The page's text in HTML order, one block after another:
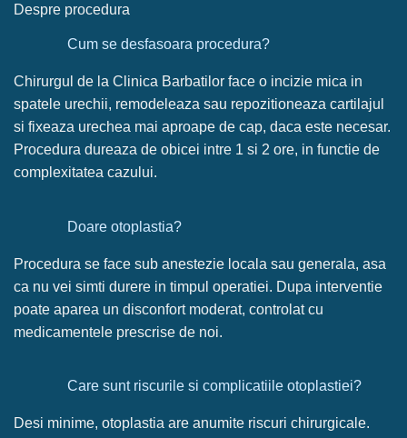
Despre procedura
Cum se desfasoara procedura?
Chirurgul de la Clinica Barbatilor face o incizie mica in
spatele urechii, remodeleaza sau repozitioneaza cartilajul
si fixeaza urechea mai aproape de cap, daca este necesar.
Procedura dureaza de obicei intre 1 si 2 ore, in functie de
complexitatea cazului.
Doare otoplastia?
Procedura se face sub anestezie locala sau generala, asa
ca nu vei simti durere in timpul operatiei. Dupa interventie
poate aparea un disconfort moderat, controlat cu
medicamentele prescrise de noi.
Care sunt riscurile si complicatiile otoplastiei?
Desi minime, otoplastia are anumite riscuri chirurgicale.